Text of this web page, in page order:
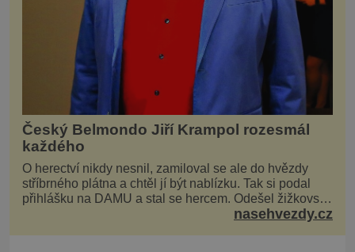
Český Belmondo Jiří Krampol rozesmál
každého
O herectví nikdy nesnil, zamiloval se ale do hvězdy
stříbrného plátna a chtěl jí být nablízku. Tak si podal
přihlášku na DAMU a stal se hercem. Odešel žižkovský
matador, který všude rozdával humor, i když jemu
nasehvezdy.cz